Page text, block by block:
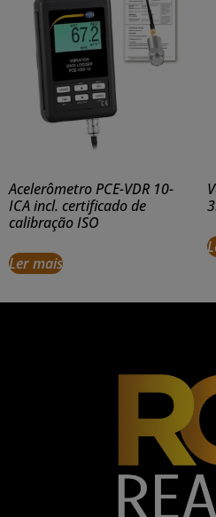
Acelerômetro PCE-VDR 10-
ICA incl. certificado de
calibração ISO
Ler mais